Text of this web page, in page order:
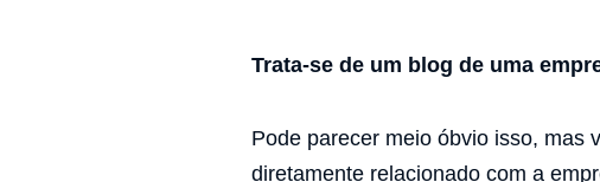
Trata-se de um blog de uma
Pode parecer meio óbvio isso, mas
diretamente relacionado com a